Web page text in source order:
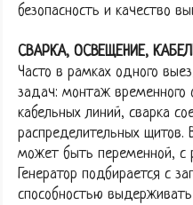
безопасность и качество
СВАРКА, ОСВЕЩЕНИЕ,
Часто в рамках одного
задач: монтаж временного
кабельных линий, сварка
распределительных щитов.
может быть переменной, с
Генератор подбирается с
способностью